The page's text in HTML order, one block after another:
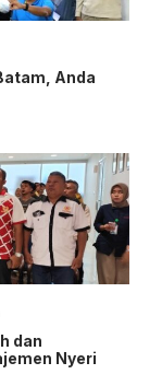
Anda
dan
Nyeri